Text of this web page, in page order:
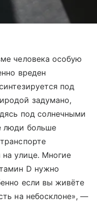
человека особую
вреден
под
задумано,
под солнечными
люди больше
на улице. Многие
D нужно
если вы живёте
на небосклоне», —